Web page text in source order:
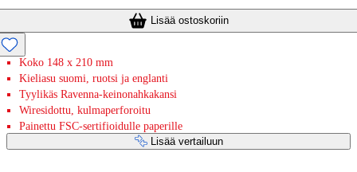
Lisää ostoskoriin
Koko 148 x 210 mm
Kieliasu suomi, ruotsi ja englanti
Tyylikäs Ravenna-keinonahkakansi
Wiresidottu, kulmaperforoitu
Painettu FSC-sertifioidulle paperille
Lisää vertailuun